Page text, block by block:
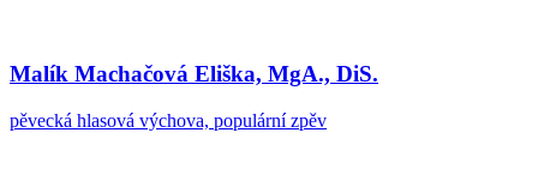
Malík Machačová Eliška, MgA., DiS.
pěvecká hlasová výchova, populární zpěv